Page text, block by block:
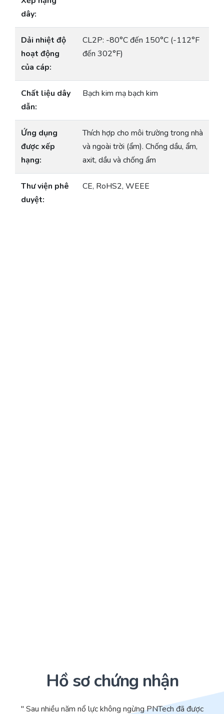
dây:
Dải nhiệt độ
hoạt động
của cáp:
CL2P: -80°C đến 150°C (-112°F
đến 302°F)
Chất liệu dây
dẫn:
Bạch kim mạ bạch kim
Ứng dụng
được xếp
hạng:
Thích hợp cho môi trường trong nhà
và ngoài trời (ẩm). Chống dầu, ẩm,
axit, dầu và chống ẩm
Thư viện phê
duyệt:
CE, RoHS2, WEEE
Hồ sơ chứng nhận
" Sau nhiều năm nổ lực không ngừng PNTech đã được